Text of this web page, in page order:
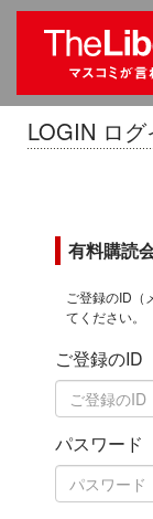
LOGIN ログ
有料購読
ご登録のID（
てください。
ご登録のID
パスワード